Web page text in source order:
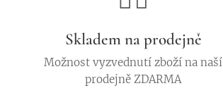
Skladem na prodejně
Možnost vyzvednutí zboží na naší
prodejně ZDARMA